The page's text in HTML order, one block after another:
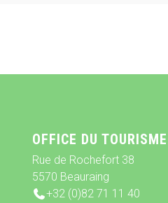
OFFICE DU
Rue de Rochefort 38
5570 Beauraing
+32 (0)82 71 11 40